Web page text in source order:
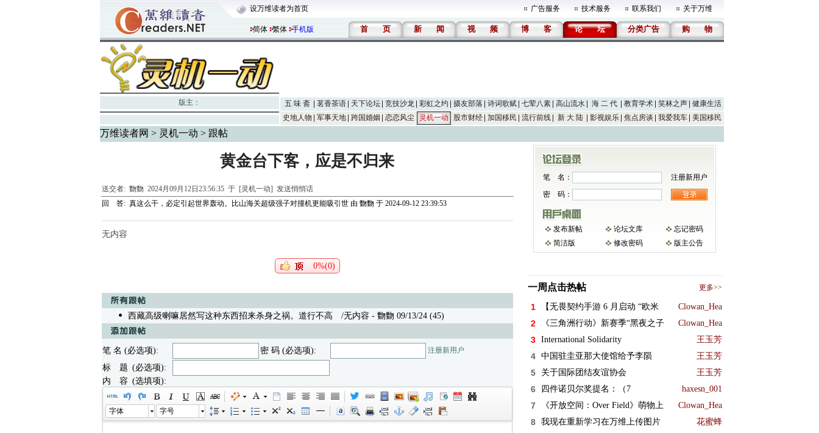
设万维读者为首页 广告服务 技术服务 联系我们 关于万维
简体 繁体 手机版 首 页 新 闻 视 频 博 客 论 坛 分类广告 购 物
版主： 五 味 斋 茗香茶语 天下论坛 竞技沙龙 彩虹之约 摄友部落 诗词歌赋 七荤八素 高山流水 海 二 代 教育学术 笑林之声
健康生活
史地人物
军事天地 跨国婚姻 恋恋风尘 灵机一动 股市财经 加国移民 流行前线 新 大 陆 影视娱乐 焦点房谈 我爱我车 美国移民
万维读者网 > 灵机一动 > 跟帖
黄金台下客，应是不归来
送交者: 覅覅 2024月09月12日23:56:35 于 [灵机一动] 发送悄悄话
回 答: 真这么干，必定引起世界轰动。比山海关超级强子对撞机更能吸引世由 覅覅于 2024-09-12 23:39:53
无内容
0%(0)
西藏高级喇嘛居然写这种东西招来杀身之祸。道行不高 /无内容 - 覅覅 09/13/24 (45)
笔 名 (必选项): 密 码 (必选项): 注册新用户
标 题 (必选项):
内 容 (选填项):
字体 字号
笔 名：
注册新用户
密 码：
发布新帖 论坛文库
忘记密码
简洁版
修改密码 版主公告
一周点击热帖 更多>>
1 【无畏契约手游 6 月启动 “欧米 Clowan_Hea
2 《三角洲行动》新赛季“黑夜之子 Clowan_Hea
3 International Solidarity 王玉芳
4 中国驻圭亚那大使馆给予李陨 王玉芳
5 关于国际团结友谊协会 王玉芳
6 四件诺贝尔奖提名：（7 haxesn_001
7 《开放空间：Over Field》萌物上 Clowan_Hea
8 我现在重新学习在万维上传图片 花蜜蜂